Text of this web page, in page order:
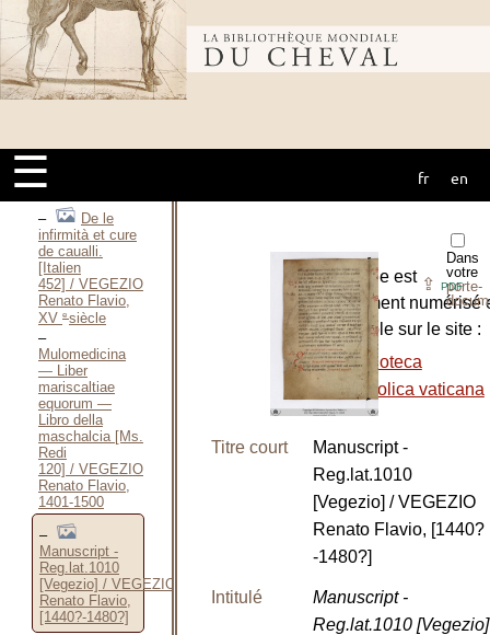
Bibliothèque
mondiale du
cheval
☰ fr en
H., 1890
Receptes
povr gverir
cheuaulx de
toutes
maladies / VINCENT
vétérinaire —
Tome I, II et
III / VITET
De le
infirmità et cure
de caualli.
[Italien
452] / VEGEZIO
Renato Flavio,
XV e siècle
Mulomedicina
— Liber
mariscaltiae
equorum —
Libro della
maschalcia [Ms.
Redi
120] / VEGEZIO
Renato Flavio,
1401-1500
Manuscript -
Reg.lat.1010
[Vegezio] / VEGEZIO
Renato Flavio,
[1440?-1480?]
Dans
votre
porte-
⇪ PDF
L’ouvrage est
entièrement numérisé
disponible sur le site :
-Biblioteca
apostolica vaticana
Titre court
Manuscript -
Reg.lat.1010
[Vegezio] / VEGEZIO
Renato Flavio, [1440?
-1480?]
Intitulé
Manuscript -
Reg.lat.1010